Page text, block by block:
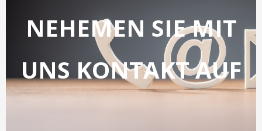
NEHEMEN SIE MIT
UNS KONTAKT AUF